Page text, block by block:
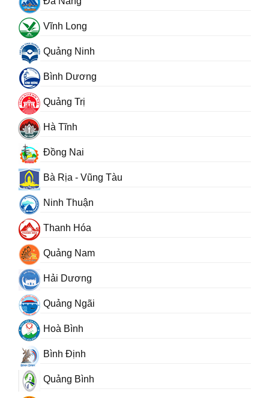
Vĩnh Long
Quảng Ninh
Bình Dương
Quảng Trị
Hà Tĩnh
Đồng Nai
Bà Rịa - Vũng Tàu
Ninh Thuận
Thanh Hóa
Quảng Nam
Hải Dương
Quảng Ngãi
Hoà Bình
Bình Định
Quảng Bình